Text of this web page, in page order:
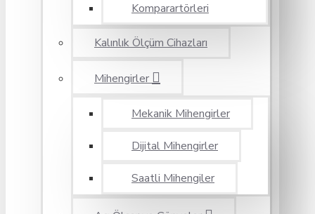
Komparartörleri
Kalınlık Ölçüm Cihazları
Mihengirler
Mekanik Mihengirler
Dijital Mihengirler
Saatli Mihengiler